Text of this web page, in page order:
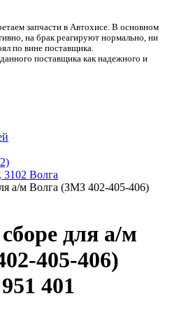
запчасти в Автохисе. В основном
на брак реагируют нормально, ни
по вине поставщика.
поставщика как надежного и
Волга
а/м Волга (ЗМЗ 402-405-406)
для а/м
405-406)
401